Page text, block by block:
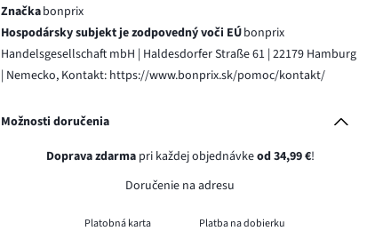
Značkabonprix
Hospodársky subjekt je zodpovedný voči EÚbonprix
Handelsgesellschaft mbH | Haldesdorfer Straße 61 | 22179 Hamburg
| Nemecko, Kontakt: https://www.bonprix.sk/pomoc/kontakt/
Možnosti doručenia
Doprava zdarmapri každej objednávkeod 34,99 €!
Doručenie na adresu
Platobná karta Platba na dobierku